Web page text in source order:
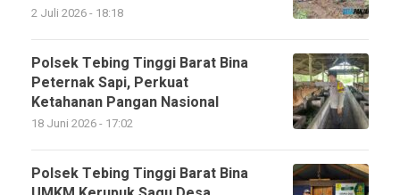
2 Juli 2026 - 18:18
Polsek Tebing Tinggi Barat Bina
Peternak Sapi, Perkuat
Ketahanan Pangan Nasional
18 Juni 2026 - 17:02
Polsek Tebing Tinggi Barat Bina